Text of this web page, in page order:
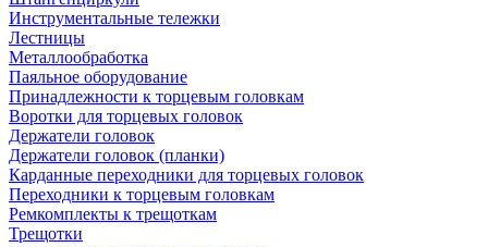
Инструментальные тележки
Лестницы
Металлообработка
Паяльное оборудование
Принадлежности к торцевым головкам
Воротки для торцевых головок
Держатели головок
Держатели головок (планки)
Карданные переходники для торцевых головок
Переходники к торцевым головкам
Ремкомплекты к трещоткам
Трещотки